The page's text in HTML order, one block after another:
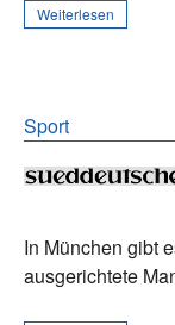
Weiterlesen
Sport
In München gibt
ausgerichtete